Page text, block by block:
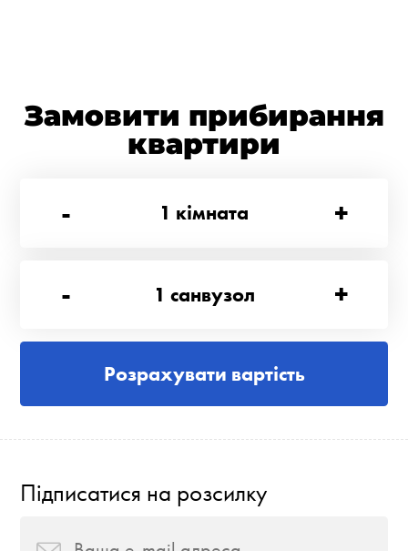
Замовити прибирання
квартири
-
1 кімната +
- 1 санвузол +
Розрахувати вартість
Підписатися на розсилку